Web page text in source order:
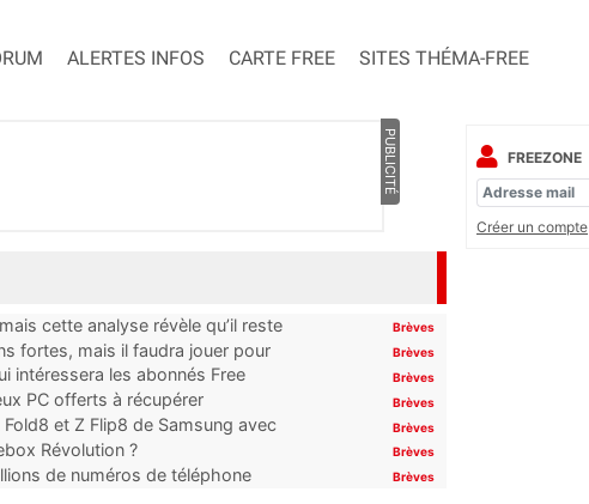
ALERTES INFOS CARTE FREE SITES THÉMA-FREE
PUBLICITÉ
cette analyse révèle qu’il reste
Brèves
fortes, mais il faudra jouer pour
Brèves
intéressera les abonnés Free
Brèves
PC offerts à récupérer Brèves
et Z Flip8 de Samsung avec
Brèves
Révolution ? Brèves
de numéros de téléphone
Brèves
FREEZONE
Créer un compte